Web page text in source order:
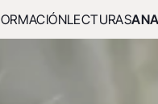
LECTURAS